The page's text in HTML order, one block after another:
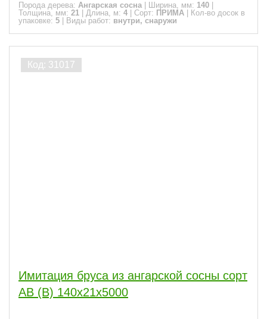
Порода дерева: Ангарская сосна Ширина, мм: 140
Толщина, мм: 21 Длина, м: 4 Сорт: ПРИМА
Кол-во досок в
упаковке: 5 Виды работ: внутри, снаружи
Имитация бруса из ангарской сосны сорт
АВ (В) 140x21x5000